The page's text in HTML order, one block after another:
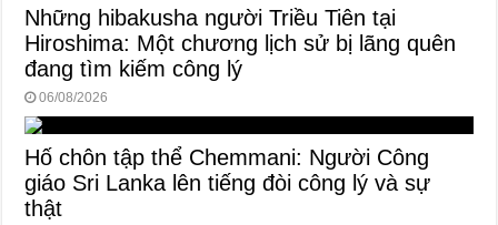
Những hibakusha người Triều Tiên tại
Hiroshima: Một chương lịch sử bị lãng quên
đang tìm kiếm công lý
06/08/2026
Hố chôn tập thể Chemmani: Người Công
giáo Sri Lanka lên tiếng đòi công lý và sự
thật